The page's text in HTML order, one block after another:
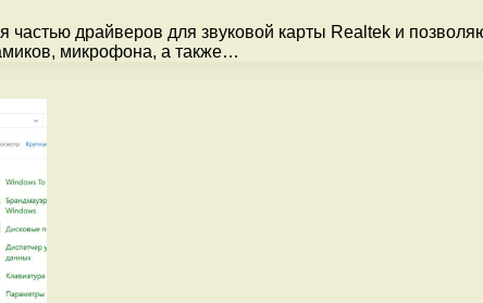
драйверов для звуковой карты Realtek и
микрофона, а также…